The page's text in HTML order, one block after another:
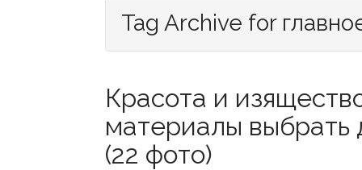
Tag Archive for
Красота и
материалы выбрать
(22 фото)